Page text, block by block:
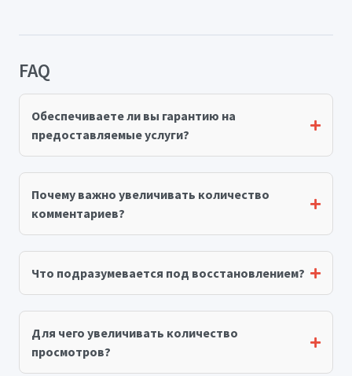
FAQ
Обеспечиваете ли вы гарантию на
предоставляемые услуги?
Почему важно увеличивать количество
комментариев?
Что подразумевается под восстановлением?
Для чего увеличивать количество
просмотров?